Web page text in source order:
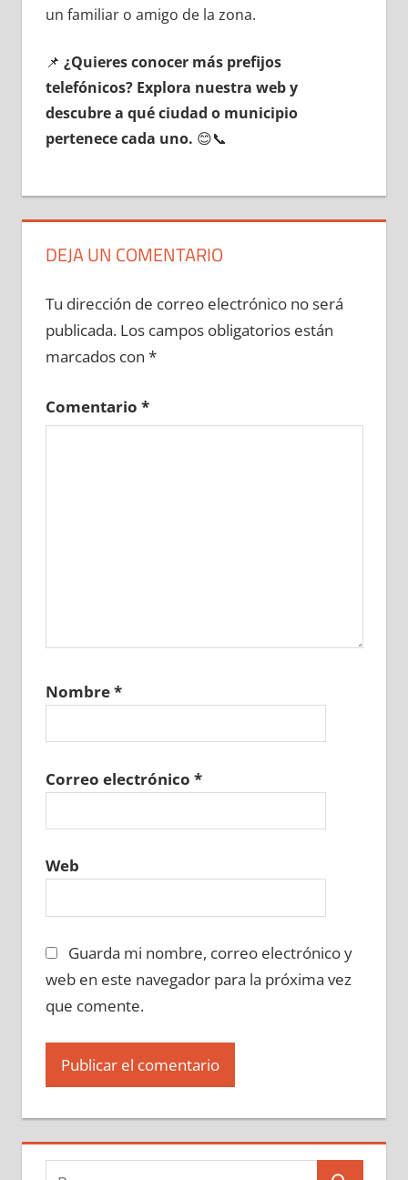
un familiar ο amigo dе la zona.
📌 ¿Quieres conocer mа́s prefijos
telefónicos? Explora nuestra web у
descubre а qué ciudad ο municipio
pertenece cada uno. 😊📞
DEJA UN COMENTARIO
Tu dirección de correo electrónico no será
publicada. Los campos obligatorios están
marcados con *
Comentario *
Nombre*
Correo electrónico *
Web
Guarda mi nombre, correo electrónico y
web en este navegador para la próxima vez
que comente.